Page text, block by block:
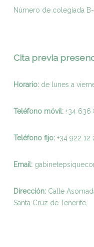
Número de colegiada B-
Cita previa
Horario:de lunes a
Teléfono móvil: +34 636
Teléfono fijo:+34 922 12
Email:
Dirección:Calle
Santa Cruz de Tenerife.